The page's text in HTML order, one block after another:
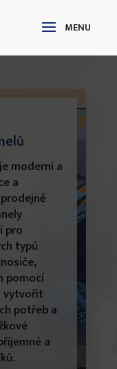
moderní a
a
pro
typů
pomocí
vytvořit
potřeb a
a